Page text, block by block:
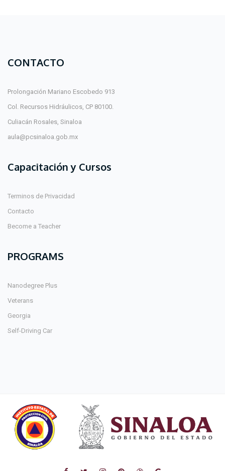
CONTACTO
Prolongación Mariano Escobedo 913
Col. Recursos Hidráulicos, CP 80100.
Culiacán Rosales, Sinaloa
aula@pcsinaloa.gob.mx
Capacitación y Cursos
Terminos de Privacidad
Contacto
Become a Teacher
PROGRAMS
Nanodegree Plus
Veterans
Georgia
Self-Driving Car